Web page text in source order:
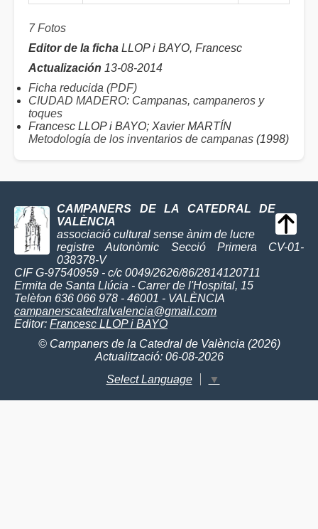
7 Fotos
Editor de la ficha LLOP i BAYO, Francesc
Actualización 13-08-2014
Ficha reducida (PDF)
CIUDAD MADERO: Campanas, campaneros y
toques
Francesc LLOP i BAYO; Xavier MARTÍN
Metodología de los inventarios de campanas (1998)
CAMPANERS DE LA CATEDRAL DE
VALÈNCIA
associació cultural sense ànim de lucre
registre Autonòmic Secció Primera CV-01-
038378-V
CIF G-97540959 - c/c 0049/2626/86/2814120711
Ermita de Santa Llúcia - Carrer de l'Hospital, 15
Telèfon 636 066 978 - 46001 - VALÈNCIA
campanerscatedralvalencia@gmail.com
Editor: Francesc LLOP i BAYO
© Campaners de la Catedral de València (2026)
Actualització: 06-08-2026
Select Language
▼